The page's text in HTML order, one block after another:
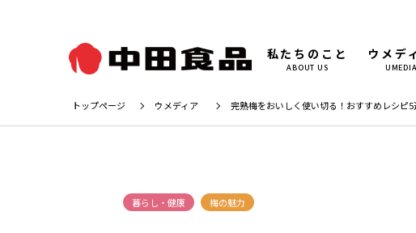
私たちのこと
ABOUT US
ウメデ
UMEDIA
トップページ ウメディア 完熟梅をおいしく使い切る！おすすめレシピ
暮らし・健康 梅の魅力